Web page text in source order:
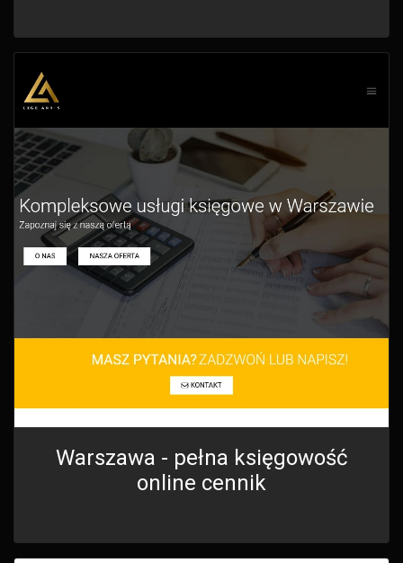
Warszawa - pełna księgowość
online cennik